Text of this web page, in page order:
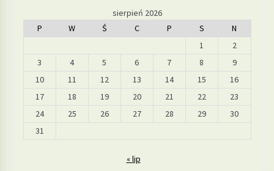
sierpień 2026
P
W Ś C P S
N
1
2
3
4 5 6 7 8
9
10
11 12 13 14 15
16
17
18 19 20 21 22
23
24
25 26 27 28 29
30
31
« lip